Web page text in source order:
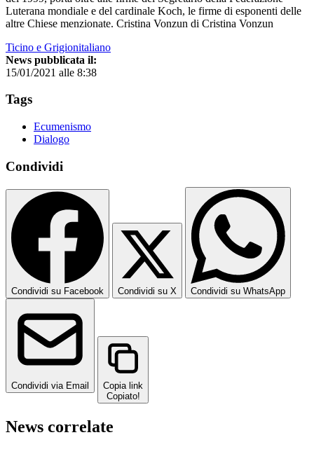
Luterana mondiale e del cardinale Koch, le firme di esponenti delle
altre Chiese menzionate. Cristina Vonzun di Cristina Vonzun
Ticino e Grigionitaliano
News pubblicata il:
15/01/2021 alle 8:38
Tags
Ecumenismo
Dialogo
Condividi
Condividi su Facebook Condividi su X Condividi su WhatsApp
Condividi via Email
Copia link
Copiato!
News correlate